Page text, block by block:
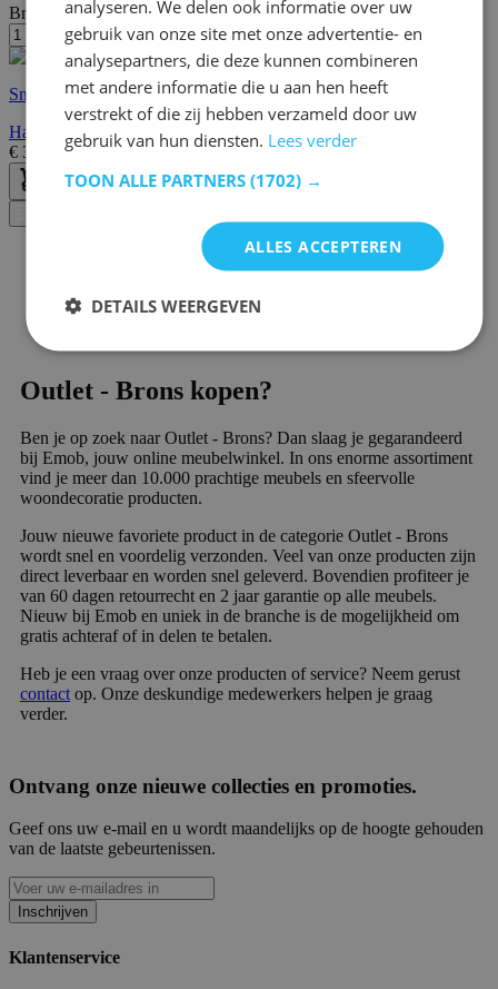
Breedte/diepte:12 cm
Snelle levering
Harput Wandlamp | METALEN BEHUIZING | Vintage
€ 30,10 €43,00
Outlet - Brons kopen?
Ben je op zoek naar Outlet - Brons? Dan slaag je gegarandeerd
bij Emob, jouw online meubelwinkel. In ons enorme assortiment
vind je meer dan 10.000 prachtige meubels en sfeervolle
woondecoratie producten.
Jouw nieuwe favoriete product in de categorie Outlet - Brons
wordt snel en voordelig verzonden. Veel van onze producten zijn
direct leverbaar en worden snel geleverd. Bovendien profiteer je
van 60 dagen retourrecht en 2 jaar garantie op alle meubels.
Nieuw bij Emob en uniek in de branche is de mogelijkheid om
gratis achteraf of in delen te betalen.
Heb je een vraag over onze producten of service? Neem gerust
contact op. Onze deskundige medewerkers helpen je graag
verder.
Ontvang onze nieuwe collecties en promoties.
Geef ons uw e-mail en u wordt maandelijks op de hoogte gehouden
van de laatste gebeurtenissen.
Inschrijven
Klantenservice
analyseren. We delen ook informatie over uw
gebruik van onze site met onze advertentie- en
analysepartners, die deze kunnen combineren
met andere informatie die u aan hen heeft
verstrekt of die zij hebben verzameld door uw
gebruik van hun diensten. Lees verder
TOON ALLE PARTNERS (1702) →
ALLES ACCEPTEREN
DETAILS WEERGEVEN